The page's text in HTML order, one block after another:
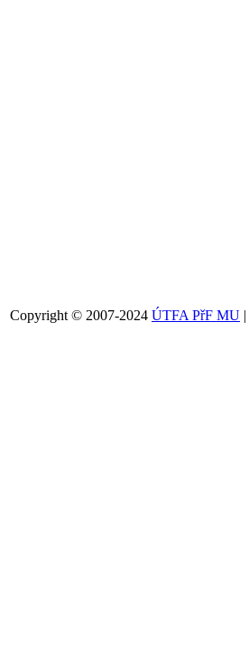
Copyright © 2007-2024 ÚTFA PřF MU |